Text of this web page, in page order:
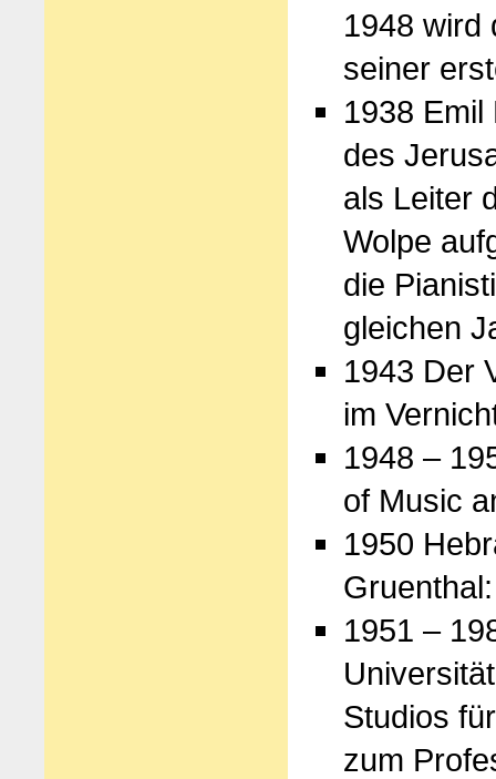
1948 wird
seiner
1938
des
als Leiter
Wolpe
die
gleichen
1943 Der
im
1948 –
of Music
1950
1951 –
Studios
zum